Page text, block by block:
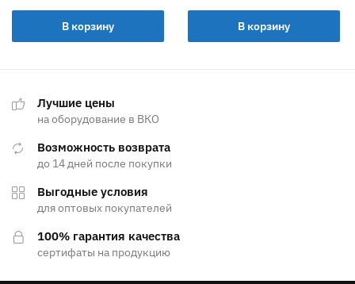
В корзину В корзину
Лучшие цены
на оборудование в ВКО
Возможность возврата
до 14 дней после покупки
Выгодные условия
для оптовых покупателей
100% гарантия качества
сертифаты на продукцию